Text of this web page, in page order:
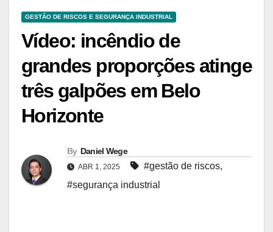
GESTÃO DE RISCOS E SEGURANÇA INDUSTRIAL
Vídeo: incêndio de
grandes proporções atinge
três galpões em Belo
Horizonte
By Daniel Wege
ABR 1, 2025 #gestão de riscos,
#segurança industrial